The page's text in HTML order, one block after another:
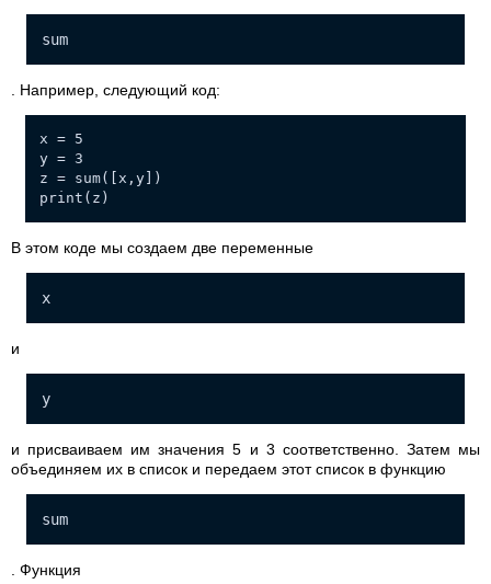
sum
. Например, следующий код:
x = 5
y = 3
z = sum([x,y])
print(z)
В этом коде мы создаем две переменные
x
и
y
и присваиваем им значения 5 и 3 соответственно. Затем мы
объединяем их в список и передаем этот список в функцию
sum
. Функция